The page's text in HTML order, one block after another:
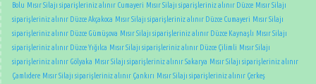
Bolu Mısır Silajı siparişleriniz alınır Cumayeri Mısır Silajı siparişleriniz alınır Düzce Mısır Silajı
siparişleriniz alınır Düzce Akçakoca Mısır Silajı siparişleriniz alınır Düzce Cumayeri Mısır Silajı
siparişleriniz alınır Düzce Gümüşova Mısır Silajı siparişleriniz alınır Düzce Kaynaşlı Mısır Silajı
siparişleriniz alınır Düzce Yığılca Mısır Silajı siparişleriniz alınır Düzce Çilimli Mısır Silajı
siparişleriniz alınır Gölyaka Mısır Silajı siparişleriniz alınır Sakarya Mısır Silajı siparişleriniz alınır
Çamlıdere Mısır Silajı siparişleriniz alınır Çankırı Mısır Silajı siparişleriniz alınır Çerkeş